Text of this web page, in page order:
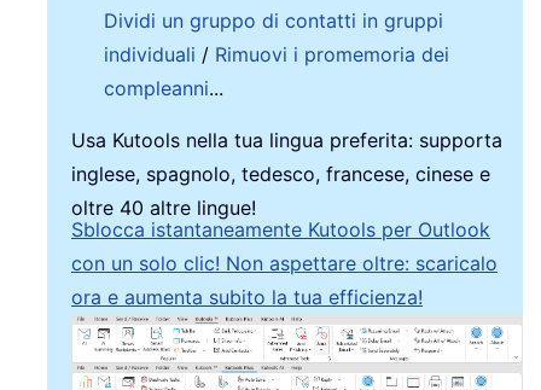
Dividi un gruppo di contatti in gruppi
individuali / Rimuovi i promemoria dei
compleanni...
Usa Kutools nella tua lingua preferita: supporta
inglese, spagnolo, tedesco, francese, cinese e
oltre 40 altre lingue!
Sblocca istantaneamente Kutools per Outlook
con un solo clic! Non aspettare oltre: scaricalo
ora e aumenta subito la tua efficienza!